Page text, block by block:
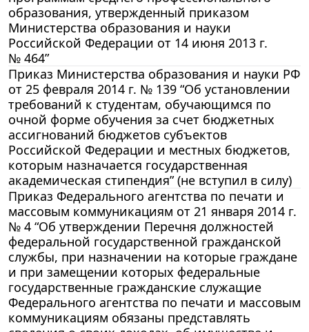
образования, утвержденный приказом
Министерства образования и науки
Российской Федерации от 14 июня 2013 г.
№ 464”
Приказ Министерства образования и науки РФ
от 25 февраля 2014 г. № 139 “Об установлении
требований к студентам, обучающимся по
очной форме обучения за счет бюджетных
ассигнований бюджетов субъектов
Российской Федерации и местных бюджетов,
которым назначается государственная
академическая стипендия” (не вступил в силу)
Приказ Федерального агентства по печати и
массовым коммуникациям от 21 января 2014 г.
№ 4 “Об утверждении Перечня должностей
федеральной государственной гражданской
службы, при назначении на которые граждане
и при замещении которых федеральные
государственные гражданские служащие
Федерального агентства по печати и массовым
коммуникациям обязаны представлять